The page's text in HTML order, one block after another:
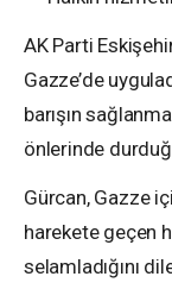
AK Parti
Gazze’de
barışın
önlerinde
Gürcan, Gazze
harekete geçen
selamladığını